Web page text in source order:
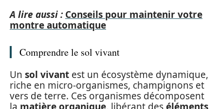
A lire aussi : Conseils pour maintenir votre
montre automatique
Comprendre le sol vivant
Un sol vivant est un écosystème dynamique,
riche en micro-organismes, champignons et
vers de terre. Ces organismes décomposent
la matière organique, libérant deséléments